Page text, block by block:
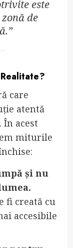
este
de
care
atentă
acest
miturile
și nu
fi creată cu
accesibile